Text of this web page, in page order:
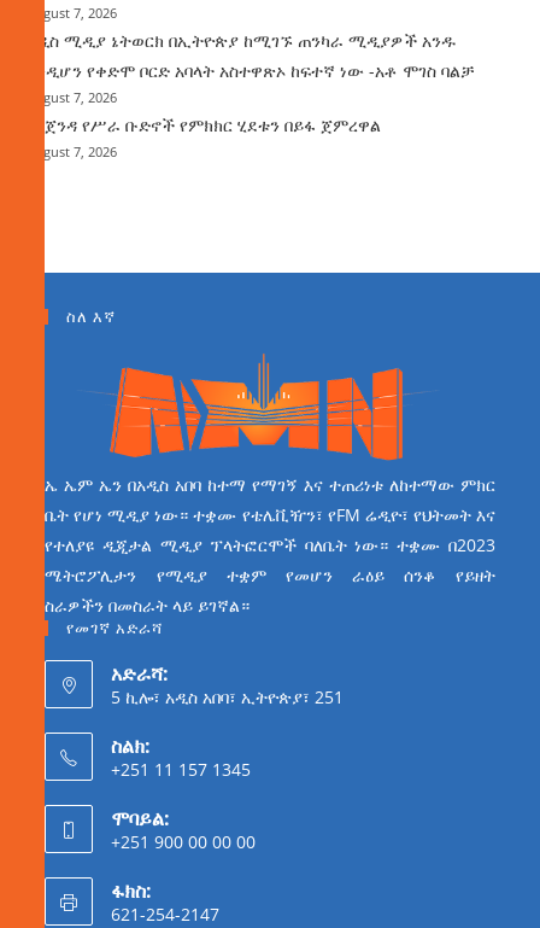
August 7, 2026
አዲስ ሚዲያ ኔትወርክ በኢትዮጵያ ከሚገኙ ጠንካራ ሚዲያዎች አንዱ
እንዲሆን የቀድሞ ቦርድ አባላት አስተዋጽኦ ከፍተኛ ነው -አቶ ሞገስ ባልቻ
August 7, 2026
የአጀንዳ የሥራ ቡድኖች የምክክር ሂደቱን በይፋ ጀምረዋል
August 7, 2026
ስለ እኛ
ኤ ኤም ኤን በአዲስ አበባ ከተማ የማገኝ እና ተጠሪነቱ ለከተማው ምክር
ቤት የሆነ ሚዲያ ነው። ተቋሙ የቴሌቪዥን፣ የFM ሬዲዮ፣ የህትመት እና
የተለያዩ ዲጂታል ሚዲያ ፕላትፎርሞች ባለቤት ነው። ተቋሙ በ2023
ሜትሮፖሊታን የሚዲያ ተቋም የመሆን ራዕይ ሰንቆ የይዘት
ስራዎችን በመስራት ላይ ይገኛል።
የመገኛ አድራሻ
አድራሻ:
5 ኪሎ፣ አዲስ አበባ፣ ኢትዮጵያ፣ 251
ስልክ:
+251 11 157 1345
ሞባይል:
+251 900 00 00 00
ፋክስ:
621-254-2147